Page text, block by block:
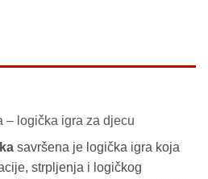
– logička igra za djecu
savršena je logička igra koja
strpljenja i logičkog